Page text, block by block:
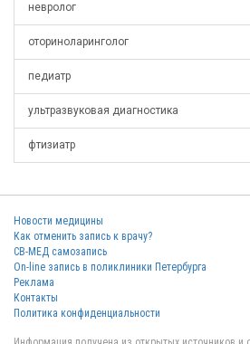
невролог
оториноларинголог
педиатр
ультразвуковая диагностика
фтизиатр
Новости медицины
Как отменить запись к врачу?
СВ-МЕД самозапись
On-line запись в поликлиники Петербурга
Реклама
Контакты
Политика конфиденциальности